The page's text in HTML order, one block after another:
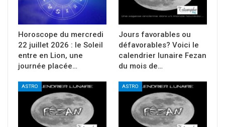
Horoscope du mercredi
22 juillet 2026 : le Soleil
entre en Lion, une
journée placée…
Jours favorables ou
défavorables? Voici le
calendrier lunaire Fezan
du mois de…
ASTRO ASTRO